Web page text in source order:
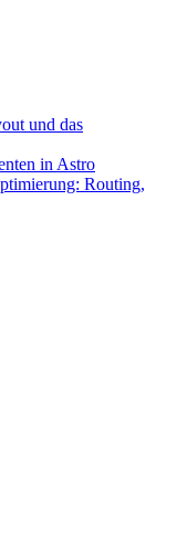
und das
in Astro
Routing,